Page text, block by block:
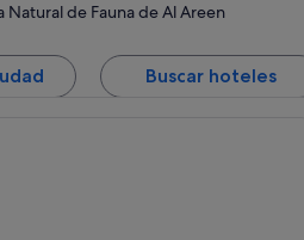
Natural de Fauna de Al Areen
Buscar hoteles